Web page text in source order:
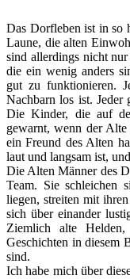
Das Dorfleben ist in so
Laune, die alten
sind allerdings nicht
die ein wenig anders
gut zu funktionieren.
Nachbarn los ist. Jeder
Die Kinder, die auf
gewarnt, wenn der
ein Freund des Alten
laut und langsam ist,
Die Alten Männer des
Team. Sie schleichen
liegen, streiten mit
sich über einander
Ziemlich alte
Geschichten in diesem
sind.
Ich habe mich über